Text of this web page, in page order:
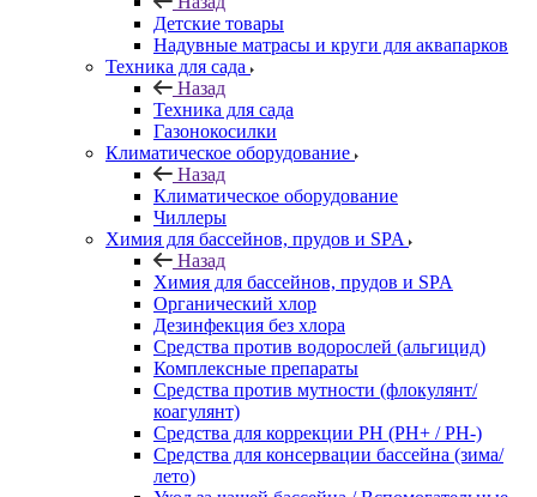
Детские товары
Надувные матрасы и круги для аквапарков
Техника для сада
Назад
Техника для сада
Газонокосилки
Климатическое оборудование
Назад
Климатическое оборудование
Чиллеры
Химия для бассейнов, прудов и SPA
Назад
Химия для бассейнов, прудов и SPA
Органический хлор
Дезинфекция без хлора
Средства против водорослей (альгицид)
Комплексные препараты
Средства против мутности (флокулянт/
коагулянт)
Средства для коррекции PH (PH+ / PH-)
Средства для консервации бассейна (зима/
лето)